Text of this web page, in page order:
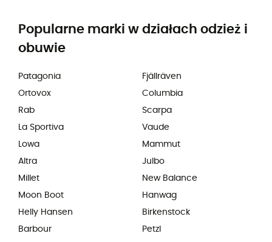
Popularne marki w działach odzież i
obuwie
Patagonia
Ortovox
Rab
La Sportiva
Lowa
Altra
Millet
Moon Boot
Helly Hansen
Barbour
Fjällräven
Columbia
Scarpa
Vaude
Mammut
Julbo
New Balance
Hanwag
Birkenstock
Petzl